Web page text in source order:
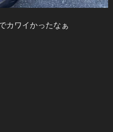
カワイかったなぁ